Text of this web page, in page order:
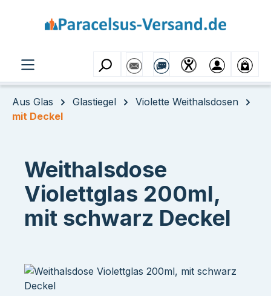
Aus Glas Glastiegel
Violette Weithalsdosen
mit Deckel
Weithalsdose
Violettglas 200ml,
mit schwarz Deckel